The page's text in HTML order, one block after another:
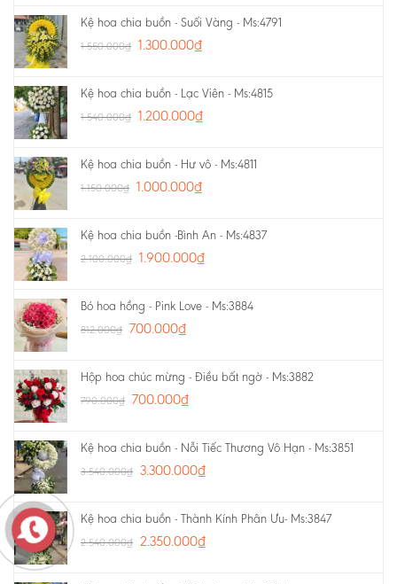
Kệ hoa chia buồn - Suối Vàng - Ms:4791
1.550.000₫ 1.300.000₫
Kệ hoa chia buồn - Lạc Viên - Ms:4815
1.540.000₫ 1.200.000₫
Kệ hoa chia buồn - Hư vô - Ms:4811
1.150.000₫ 1.000.000₫
Kệ hoa chia buồn -Bình An - Ms:4837
2.100.000₫ 1.900.000₫
Bó hoa hồng - Pink Love - Ms:3884
812.000₫ 700.000₫
Hộp hoa chúc mừng - Điều bất ngờ - Ms:3882
790.000₫ 700.000₫
Kệ hoa chia buồn - Nỗi Tiếc Thương Vô Hạn - Ms:3851
3.540.000₫ 3.300.000₫
Kệ hoa chia buồn - Thành Kính Phân Ưu- Ms:3847
2.540.000₫ 2.350.000₫